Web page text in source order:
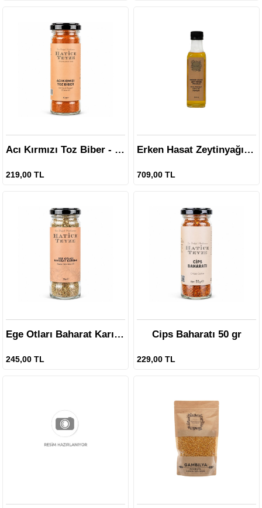
Acı Kırmızı Toz Biber - 50 gr
219,00 TL
Erken Hasat Zeytinyağı 250 ml
709,00 TL
Ege Otları Baharat Karışımı 35 gr
245,00 TL
Cips Baharatı 50 gr
229,00 TL